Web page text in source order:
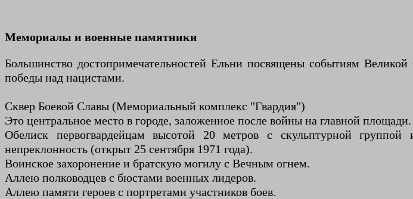
Мемориалы и военные памятники
Большинство достопримечательностей Ельни посвящены событиям
победы над нацистами.
Сквер Боевой Славы (Мемориальный комплекс "Гвардия")
Это центральное место в городе, заложенное после войны на главной
Обелиск первогвардейцам высотой 20 метров с скульптурной
непреклонность (открыт 25 сентября 1971 года).
Воинское захоронение и братскую могилу с Вечным огнем.
Аллею полководцев с бюстами военных лидеров.
Аллею памяти героев с портретами участников боев.